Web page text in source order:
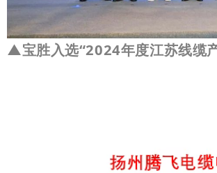
▲宝胜入选“2024年度江苏线缆